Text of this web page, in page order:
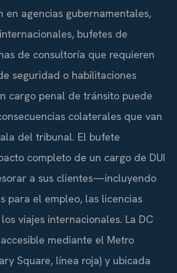
en agencias gubernamentales,
bufetes de
de consultoría que requieren
seguridad o habilitaciones
cargo penal de tránsito puede
colaterales que van
del tribunal. El bufete
completo de un cargo de DUI
a sus clientes—incluyendo
para el empleo, las licencias
viajes internacionales. La DC
mediante el Metro
Square, línea roja) y ubicada